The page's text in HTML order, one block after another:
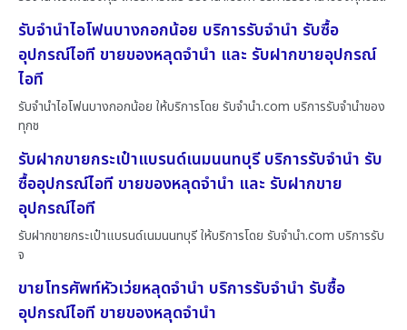
รับจำนำไอโฟนบางกอกน้อย บริการรับจำนำ รับซื้อ
อุปกรณ์ไอที ขายของหลุดจำนำ และ รับฝากขายอุปกรณ์
ไอที
รับจำนำไอโฟนบางกอกน้อย ให้บริการโดย รับจํานํา.com บริการรับจำนำของ
ทุกช
รับฝากขายกระเป๋าแบรนด์เนมนนทบุรี บริการรับจำนำ รับ
ซื้ออุปกรณ์ไอที ขายของหลุดจำนำ และ รับฝากขาย
อุปกรณ์ไอที
รับฝากขายกระเป๋าแบรนด์เนมนนทบุรี ให้บริการโดย รับจํานํา.com บริการรับ
จ
ขายโทรศัพท์หัวเว่ยหลุดจำนำ บริการรับจำนำ รับซื้อ
อุปกรณ์ไอที ขายของหลุดจำนำ